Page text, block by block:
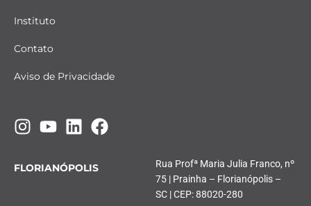
Instituto
Contato
Aviso de Privacidade
FLORIANÓPOLIS
Rua Profª Maria Julia Franco, nº
75 | Prainha – Florianópolis –
SC | CEP: 88020-280